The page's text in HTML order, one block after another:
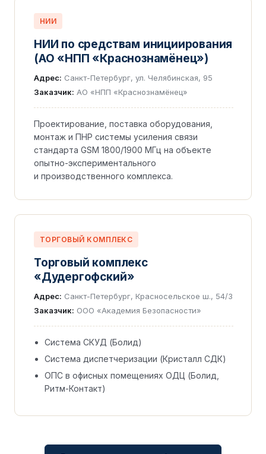
НИИ
НИИ по средствам инициирования
(АО «НПП «Краснознамёнец»)
Адрес: Санкт-Петербург, ул. Челябинская, 95
Заказчик: АО «НПП «Краснознамёнец»
Проектирование, поставка оборудования,
монтаж и ПНР системы усиления связи
стандарта GSM 1800/1900 МГц на объекте
опытно-экспериментального
и производственного комплекса.
ТОРГОВЫЙ КОМПЛЕКС
Торговый комплекс
«Дудергофский»
Адрес: Санкт-Петербург, Красносельское ш., 54/3
Заказчик: ООО «Академия Безопасности»
Система СКУД (Болид)
Система диспетчеризации (Кристалл СДК)
ОПС в офисных помещениях ОДЦ (Болид,
Ритм-Контакт)